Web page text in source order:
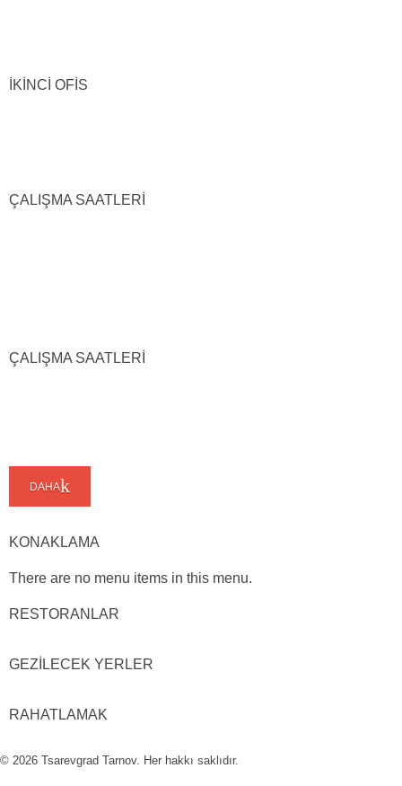
İKİNCİ OFİS
ÇALIŞMA SAATLERİ
ÇALIŞMA SAATLERİ
DAHA
KONAKLAMA
There are no menu items in this menu.
RESTORANLAR
GEZİLECEK YERLER
RAHATLAMAK
© 2026 Tsarevgrad Tarnov. Her hakkı saklıdır.